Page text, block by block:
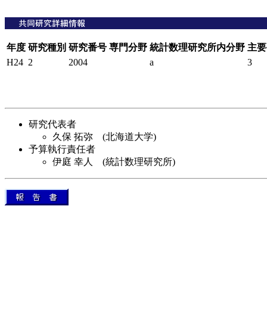
年度 研究種別 研究番号 専門分野 統計数理研究所内分野 主
H24 2 2004 a 3
研究代表者
久保 拓弥 (北海道大学)
予算執行責任者
伊庭 幸人 (統計数理研究所)